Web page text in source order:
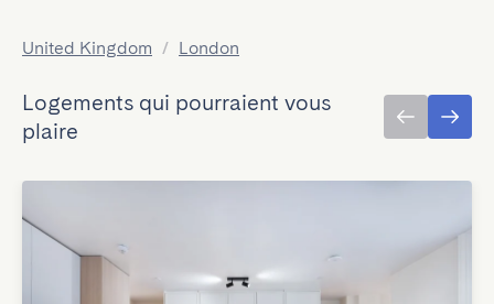
United Kingdom / London
Logements qui pourraient vous
plaire